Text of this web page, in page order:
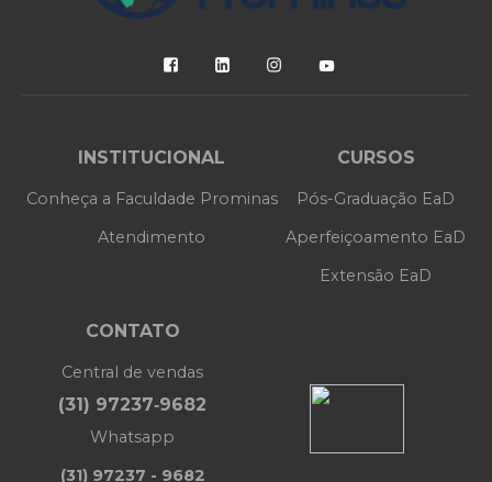
INSTITUCIONAL
Conheça a Faculdade Prominas
Atendimento
CURSOS
Pós-Graduação EaD
Aperfeiçoamento EaD
Extensão EaD
CONTATO
Central de vendas
(31) 97237‑9682
Whatsapp
(31) 97237 - 9682